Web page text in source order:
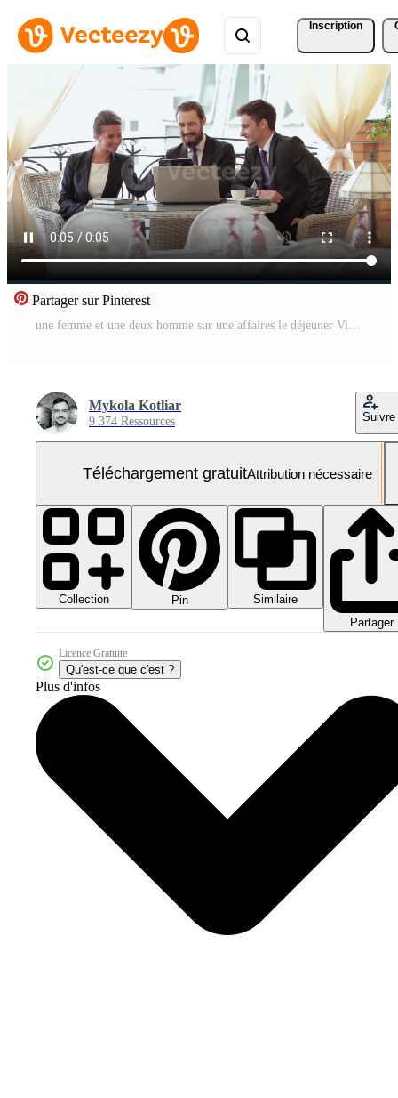
Inscription
Partager sur Pinterest
une femme et une deux homme sur une affaires le déjeuner Vidéo Gratuite
Mykola Kotliar
9 374 Ressources Suivre
Téléchargement gratuitAttribution nécessaire
Collection Pin
Similaire
Partager
Licence Gratuite
Qu'est-ce que c'est ?
Plus d'infos